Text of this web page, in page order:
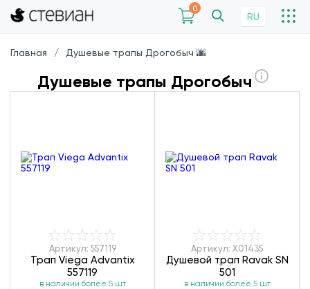
0
RU
Главная Душевые трапы Дрогобыч 🌆
Душевые трапы Дрогобыч
Артикул: 557119
Трап Viega Advantix
557119
в наличии более 5 шт
Артикул: X01435
Душевой трап Ravak SN
501
в наличии более 5 шт